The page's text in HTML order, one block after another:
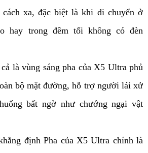
cách xa, đặc biệt là khi di chuyển ở
hay trong đêm tối không có đèn
là vùng sáng pha của X5 Ultra phủ
bộ mặt đường, hỗ trợ người lái xử
bất ngờ như chướng ngại vật
định Pha của X5 Ultra chính là